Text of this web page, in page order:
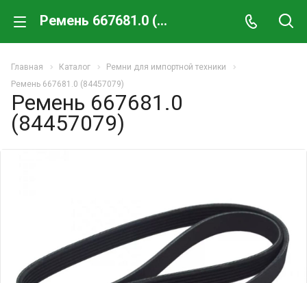
Ремень 667681.0 (84457079)
Главная Каталог
Ремни для импортной техники
Ремень 667681.0 (84457079)
Ремень 667681.0
(84457079)